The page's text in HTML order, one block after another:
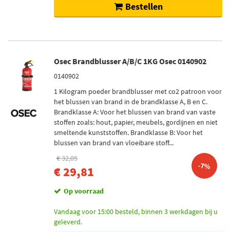
Bestellen
Osec Brandblusser A/B/C 1KG Osec 0140902
0140902
1 Kilogram poeder brandblusser met co2 patroon voor
het blussen van brand in de brandklasse A, B en C.
Brandklasse A: Voor het blussen van brand van vaste
stoffen zoals: hout, papier, meubels, gordijnen en niet
smeltende kunststoffen. Brandklasse B: Voor het
blussen van brand van vloeibare stoff...
€ 32,05
€ 29,81 -7%
Op voorraad
Vandaag voor 15:00 besteld, binnen 3 werkdagen bij u
geleverd.